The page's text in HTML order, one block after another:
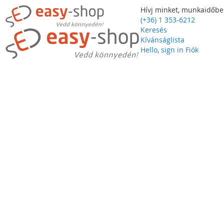
Hívj minket,
(+36) 1 353-6212
Keresés
Kívánságlista
Hello, sign in Fiók